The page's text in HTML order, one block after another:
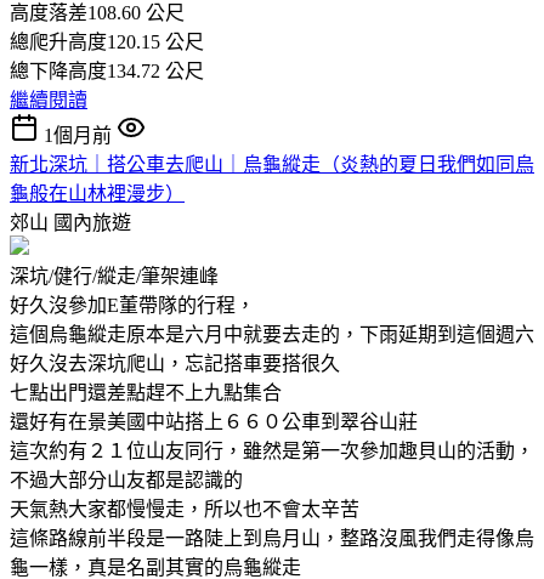
高度落差108.60 公尺
總爬升高度120.15 公尺
總下降高度134.72 公尺
繼續閱讀
1個月前
新北深坑｜搭公車去爬山｜烏龜縱走（炎熱的夏日我們如同烏
龜般在山林裡漫步）
郊山 國內旅遊
深坑/健行/縱走/筆架連峰
好久沒參加E董帶隊的行程，
這個烏龜縱走原本是六月中就要去走的，下雨延期到這個週六
好久沒去深坑爬山，忘記搭車要搭很久
七點出門還差點趕不上九點集合
還好有在景美國中站搭上６６０公車到翠谷山莊
這次約有２１位山友同行，雖然是第一次參加趣貝山的活動，
不過大部分山友都是認識的
天氣熱大家都慢慢走，所以也不會太辛苦
這條路線前半段是一路陡上到烏月山，整路沒風我們走得像烏
龜一樣，真是名副其實的烏龜縱走